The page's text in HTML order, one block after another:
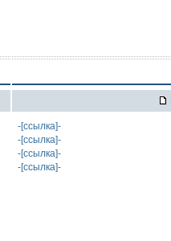
-[ссылка]-
-[ссылка]-
-[ссылка]-
-[ссылка]-